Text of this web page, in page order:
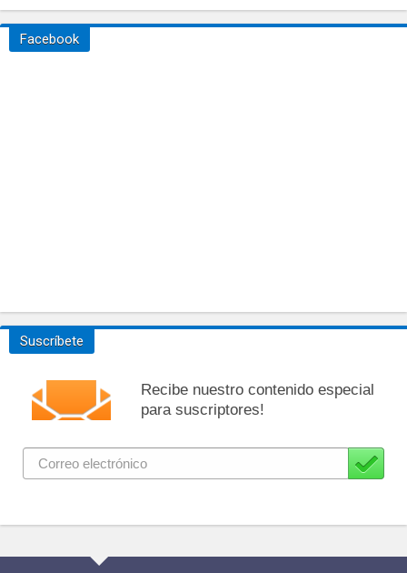
Facebook
Suscríbete
Recibe nuestro contenido especial
para suscriptores!